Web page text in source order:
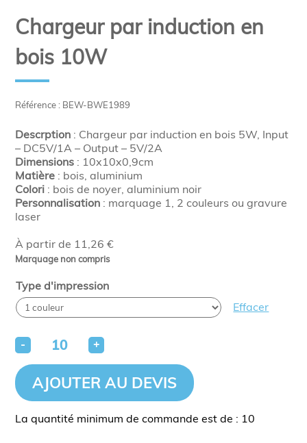
Référence : BEW-BWE1989
À partir de 11,26 €
Marquage non compris
Chargeur par induction en
bois 10W
Descrption : Chargeur par induction en bois 5W, Input
– DC5V/1A – Output – 5V/2A
Dimensions : 10x10x0,9cm
Matière : bois, aluminium
Colori : bois de noyer, aluminium noir
Personnalisation : marquage 1, 2 couleurs ou gravure
laser
Type d'impression
Effacer
- +
AJOUTER AU DEVIS
La quantité minimum de commande est de : 10